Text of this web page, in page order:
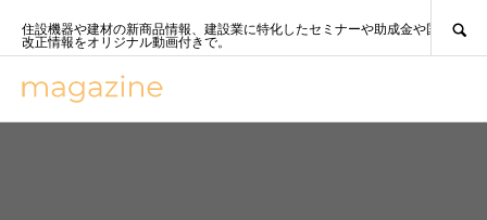
住設機器や建材の新商品情報、建設業に特化したセミナーや助成金や国策、法
改正情報をオリジナル動画付きで。